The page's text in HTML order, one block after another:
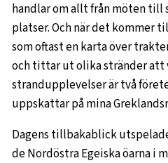
handlar om allt från möten till
platser. Och när det kommer
som oftast en karta över
och tittar ut olika stränder att
strandupplevelser är två
uppskattar på mina
Dagens tillbakablick
de Nordöstra Egeiska öarna i